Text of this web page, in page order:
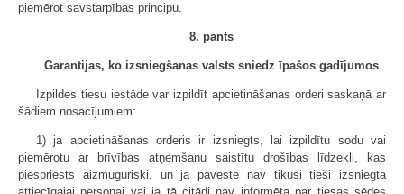
piemērot savstarpības principu.
8. pants
Garantijas, ko izsniegšanas valsts sniedz īpašos gadījumos
Izpildes tiesu iestāde var izpildīt apcietināšanas orderi saskaņā ar
šādiem nosacījumiem:
1) ja apcietināšanas orderis ir izsniegts, lai izpildītu sodu vai
piemērotu ar brīvības atņemšanu saistītu drošības līdzekli, kas
piespriests aizmuguriski, un ja pavēste nav tikusi tieši izsniegta